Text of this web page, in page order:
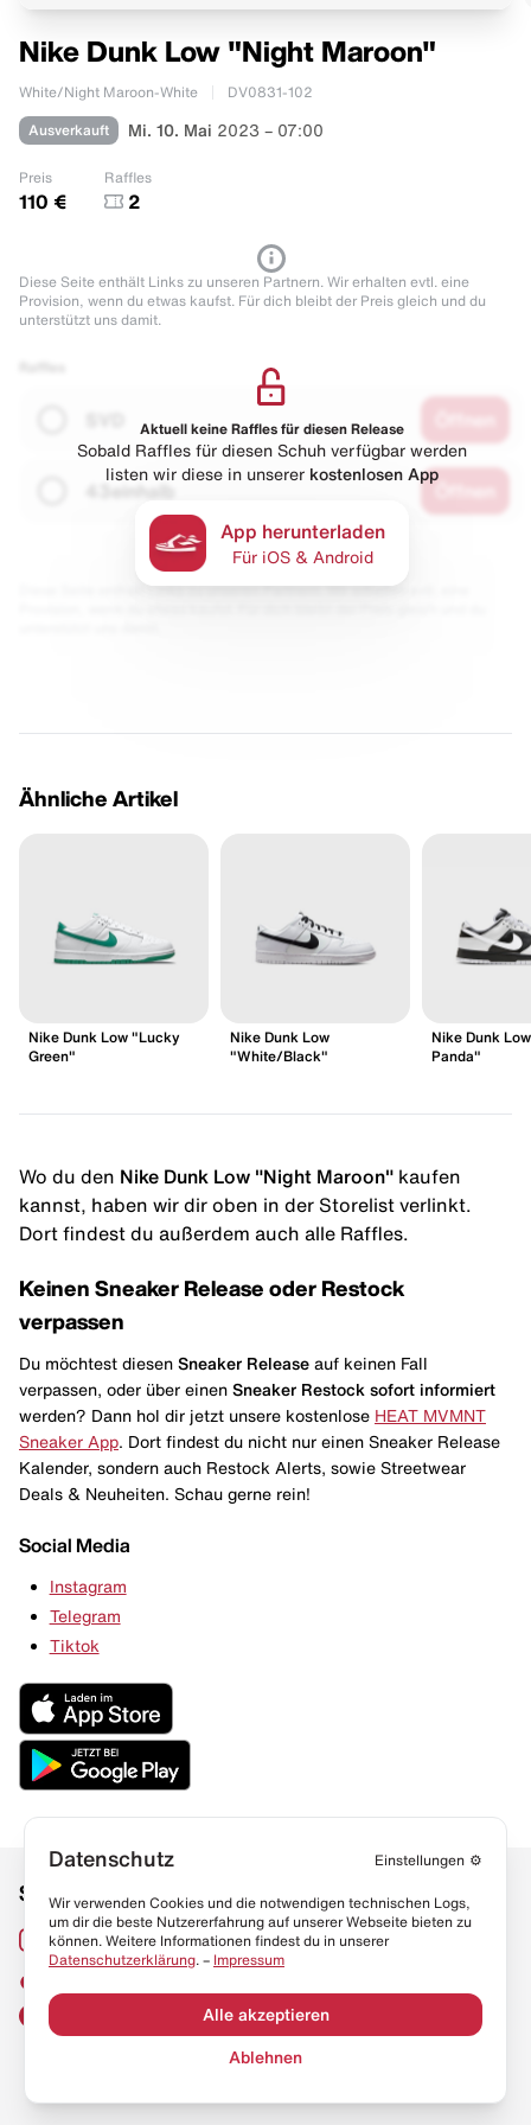
Nike Dunk Low "Night Maroon"
White/Night Maroon-White DV0831-102
Ausverkauft Mi. 10. Mai 2023 – 07:00
Preis
110 €
Raffles
2
Diese Seite enthält Links zu unseren Partnern. Wir erhalten evtl. eine
Provision, wenn du etwas kaufst. Für dich bleibt der Preis gleich und du
unterstützt uns damit.
Diese Seite enthält Links zu unseren Partnern. Wir erhalten evtl. eine
Aktuell keine Raffles für diesen Release
Sobald Raffles für diesen Schuh verfügbar werden
listen wir diese in unserer kostenlosen App
App herunterladen
Für iOS & Android
Ähnliche Artikel
Nike Dunk Low "Lucky
Green"
Nike Dunk Low
"White/Black"
Nike Dunk
Panda"
Wo du den Nike Dunk Low "Night Maroon" kaufen
kannst, haben wir dir oben in der Storelist verlinkt.
Dort findest du außerdem auch alle Raffles.
Keinen Sneaker Release oder Restock
verpassen
Du möchtest diesen Sneaker Release auf keinen Fall
verpassen, oder über einen Sneaker Restock sofort informiert
werden? Dann hol dir jetzt unsere kostenlose HEAT MVMNT
Sneaker App . Dort findest du nicht nur einen Sneaker Release
Kalender, sondern auch Restock Alerts, sowie Streetwear
Deals & Neuheiten. Schau gerne rein!
Social Media
Instagram
Telegram
Tiktok
Social Media
Instagram
Links
Sneaker Lexikon
Resell Guide
Datenschutz
Datenschutz Einstellungen ⚙️
Wir verwenden Cookies und die notwendigen technischen Logs,
um dir die beste Nutzererfahrung auf unserer Webseite bieten zu
können. Weitere Informationen findest du in unserer
Datenschutzerklärung. – Impressum
Alle akzeptieren
Ablehnen